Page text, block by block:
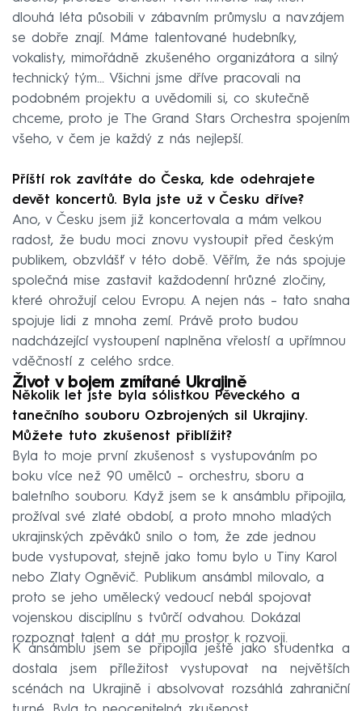
dlouhá léta působili v zábavním průmyslu a navzájem
se dobře znají. Máme talentované hudebníky,
vokalisty, mimořádně zkušeného organizátora a silný
technický tým… Všichni jsme dříve pracovali na
podobném projektu a uvědomili si, co skutečně
chceme, proto je The Grand Stars Orchestra spojením
všeho, v čem je každý z nás nejlepší.
Příští rok zavítáte do Česka, kde odehrajete
devět koncertů. Byla jste už v Česku dříve?
Ano, v Česku jsem již koncertovala a mám velkou
radost, že budu moci znovu vystoupit před českým
publikem, obzvlášť v této době. Věřím, že nás spojuje
společná mise zastavit každodenní hrůzné zločiny,
které ohrožují celou Evropu. A nejen nás –⁠⁠⁠⁠⁠⁠ tato snaha
spojuje lidi z mnoha zemí. Právě proto budou
nadcházející vystoupení naplněna vřelostí a upřímnou
vděčností z celého srdce.
Život v bojem zmítané Ukrajině
Několik let jste byla sólistkou Pěveckého a
tanečního souboru Ozbrojených sil Ukrajiny.
Můžete tuto zkušenost přiblížit?
Byla to moje první zkušenost s vystupováním po
boku více než 90 umělců –⁠⁠⁠⁠⁠⁠ orchestru, sboru a
baletního souboru. Když jsem se k ansámblu připojila,
prožíval své zlaté období, a proto mnoho mladých
ukrajinských zpěváků snilo o tom, že zde jednou
bude vystupovat, stejně jako tomu bylo u Tiny Karol
nebo Zlaty Ogněvič. Publikum ansámbl milovalo, a
proto se jeho umělecký vedoucí nebál spojovat
vojenskou disciplínu s tvůrčí odvahou. Dokázal
rozpoznat talent a dát mu prostor k rozvoji.
K ansámblu jsem se připojila ještě jako studentka a
dostala jsem příležitost vystupovat na největších
scénách na Ukrajině i absolvovat rozsáhlá zahraniční